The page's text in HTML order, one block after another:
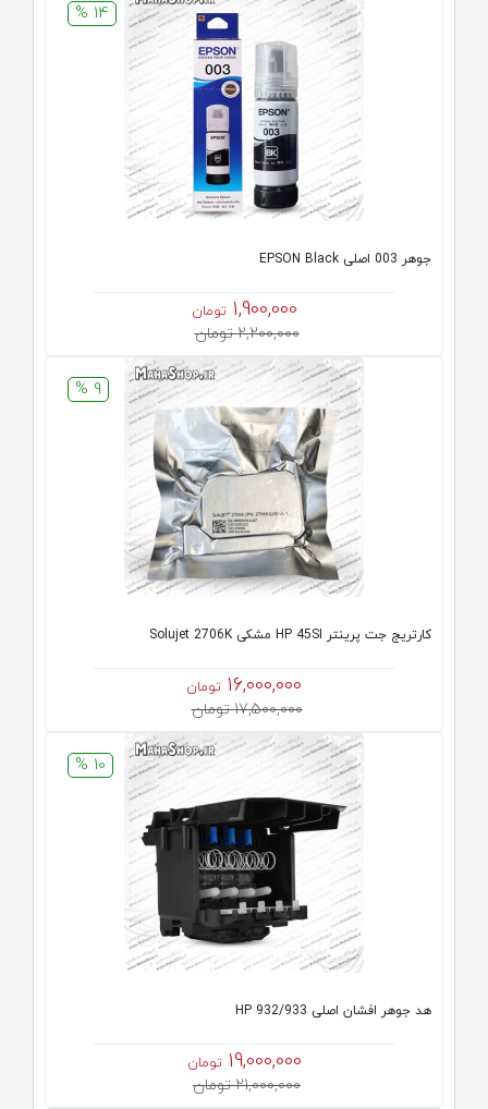
14 %
جوهر 003 اصلی EPSON Black
1,900,000 تومان
2,200,000 تومان
9 %
کارتریج جت پرینتر HP 45SI مشکی Solujet 2706K
16,000,000 تومان
17,500,000 تومان
10 %
هد جوهر افشان اصلی HP 932/933
19,000,000 تومان
21,000,000 تومان